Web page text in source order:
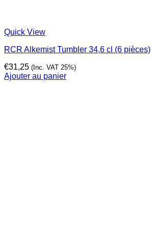
Quick View
RCR Alkemist Tumbler 34,6 cl (6 pièces)
€31,25 (Inc. VAT 25%)
Ajouter au panier